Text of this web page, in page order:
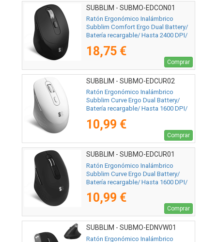
SUBBLIM - SUBMO-EDCON01
Ratón Ergonómico Inalámbrico
Subblim Comfort Ergo Dual Battery/
Batería recargable/ Hasta 2400 DPI/
18,75 €
Comprar
SUBBLIM - SUBMO-EDCUR02
Ratón Ergonómico Inalámbrico
Subblim Curve Ergo Dual Battery/
Batería recargable/ Hasta 1600 DPI/
10,99 €
Comprar
SUBBLIM - SUBMO-EDCUR01
Ratón Ergonómico Inalámbrico
Subblim Curve Ergo Dual Battery/
Batería recargable/ Hasta 1600 DPI/
10,99 €
Comprar
SUBBLIM - SUBMO-EDNVW01
Ratón Ergonómico Inalámbrico